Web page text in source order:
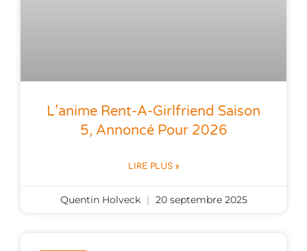
L’anime Rent-A-Girlfriend Saison
5, Annoncé Pour 2026
LIRE PLUS »
Quentin Holveck 20 septembre 2025